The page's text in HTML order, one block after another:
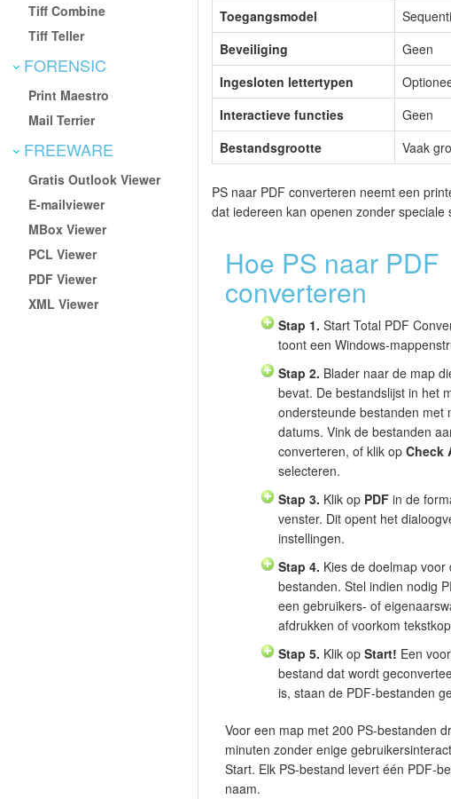
Tiff Combine
Tiff Teller
FORENSIC
Print Maestro
Mail Terrier
FREEWARE
Gratis Outlook Viewer
E-mailviewer
MBox Viewer
PCL Viewer
PDF Viewer
XML Viewer
Toegangsmodel
Beveiliging
Geen
Ingesloten lettertypen
Interactieve functies
Geen
Bestandsgrootte
Vaak
PS naar PDF converteren neemt een
dat iedereen kan openen zonder speciale
Hoe PS naar PDF
converteren
Stap 1. Start Total PDF
toont een Windows-
Stap 2. Blader naar de map
bevat. De bestandslijst in het
ondersteunde bestanden met
datums. Vink de bestanden
converteren, of klik op Check
selecteren.
Stap 3. Klik op PDF in de
venster. Dit opent het
instellingen.
Stap 4. Kies de doelmap
bestanden. Stel indien nodig
een gebruikers- of
afdrukken of voorkom
Stap 5. Klik op Start! Een
bestand dat wordt
is, staan de PDF-bestanden
Voor een map met 200 PS-bestanden
minuten zonder enige
Start. Elk PS-bestand levert één PDF-
naam.